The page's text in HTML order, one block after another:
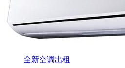
全新空调出租